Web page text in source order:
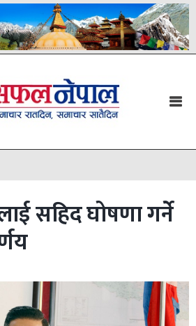
सहिद घोषणा गर्ने